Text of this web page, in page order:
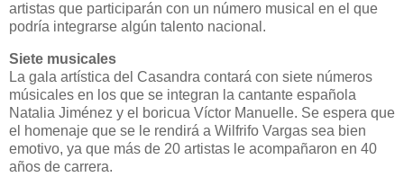
artistas que participarán con un número musical en el que
podría integrarse algún talento nacional.
Siete musicales
La gala artística del Casandra contará con siete números
músicales en los que se integran la cantante española
Natalia Jiménez y el boricua Víctor Manuelle. Se espera que
el homenaje que se le rendirá a Wilfrifo Vargas sea bien
emotivo, ya que más de 20 artistas le acompañaron en 40
años de carrera.